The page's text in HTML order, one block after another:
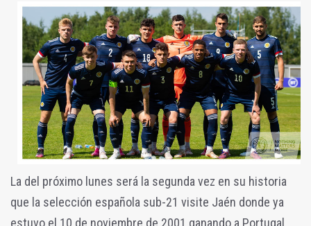
La del próximo lunes será la segunda vez en su historia
que la selección española sub-21 visite Jaén donde ya
estuvo el 10 de noviembre de 2001 ganando a Portugal